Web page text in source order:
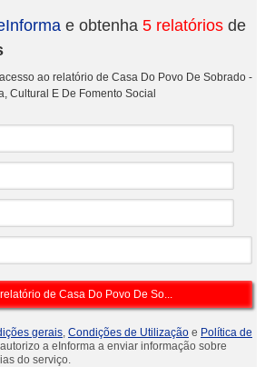
e obtenha 5 relatórios de
ao relatório de Casa Do Povo De Sobrado -
Cultural E De Fomento Social
gerais, Condições de Utilização e Política de
a eInforma a enviar informação sobre
do serviço.